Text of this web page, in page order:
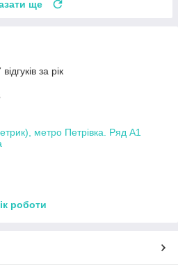
ще
за рік
метро Петрівка. Ряд А1
роботи